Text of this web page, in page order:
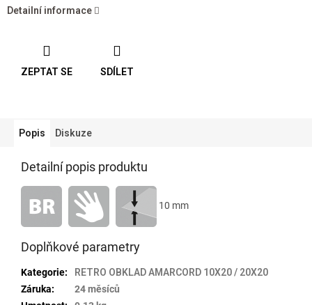
Detailní informace
ZEPTAT SE SDÍLET
Popis Diskuze
Detailní popis produktu
10 mm
Doplňkové parametry
Kategorie:
RETRO OBKLAD AMARCORD 10X20 / 20X20
Záruka:
24 měsíců